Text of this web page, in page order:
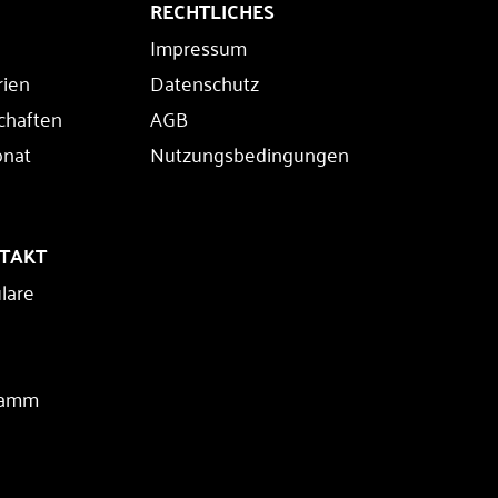
RECHTLICHES
Impressum
Datenschutz
AGB
Nutzungsbedingungen